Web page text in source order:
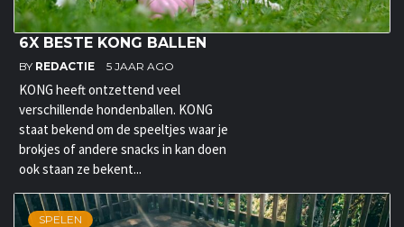
6X BESTE KONG BALLEN
BY REDACTIE 5 JAAR AGO
KONG heeft ontzettend veel
verschillende hondenballen. KONG
staat bekend om de speeltjes waar je
brokjes of andere snacks in kan doen
ook staan ze bekent...
SPELEN